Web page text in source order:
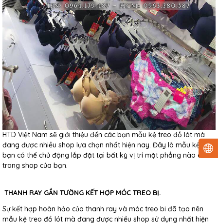
HTD Việt Nam sẽ giới thiệu đến các bạn mẫu kệ treo đồ lót mà
đang được nhiều shop lựa chọn nhất hiện nay. Đây là mẫu kệ mà
bạn có thể chủ động lắp đặt tại bất kỳ vị trí mặt phẳng nào có
trong shop của bạn.
THANH RAY GẮN TƯỜNG KẾT HỢP MÓC TREO BỊ.
Sự kết hợp hoàn hảo của thanh ray và móc treo bi đã tạo nên
mẫu kệ treo đồ lót mà đang được nhiều shop sử dụng nhất hiện